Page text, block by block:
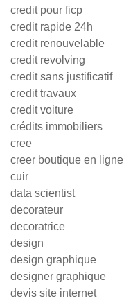
credit pour ficp
credit rapide 24h
credit renouvelable
credit revolving
credit sans justificatif
credit travaux
credit voiture
crédits immobiliers
cree
creer boutique en ligne
cuir
data scientist
decorateur
decoratrice
design
design graphique
designer graphique
devis site internet